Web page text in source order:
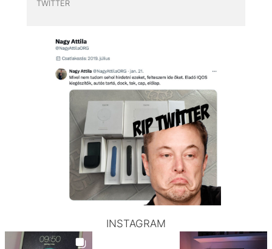
TWITTER
INSTAGRAM